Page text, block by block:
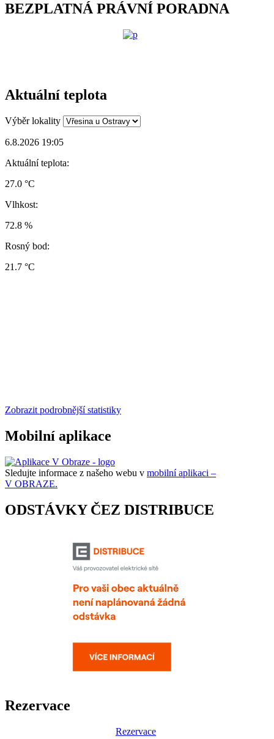
BEZPLATNÁ PRÁVNÍ PORADNA
Aktuální teplota
Výběr lokality
6.8.2026 19:05
Aktuální teplota:
27.0 °C
Vlhkost:
72.8 %
Rosný bod:
21.7 °C
Zobrazit podrobnější statistiky
Mobilní aplikace
Sledujte informace z našeho webu v mobilní aplikaci –
V OBRAZE.
ODSTÁVKY ČEZ DISTRIBUCE
Rezervace
Rezervace